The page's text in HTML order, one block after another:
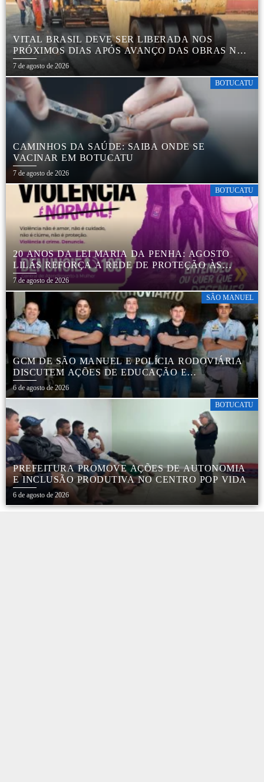
VITAL BRASIL DEVE SER LIBERADA NOS
PRÓXIMOS DIAS APÓS AVANÇO DAS OBRAS NA
REGIÃO DA RODOVIÁRIA
7 de agosto de 2026
BOTUCATU
CAMINHOS DA SAÚDE: SAIBA ONDE SE
VACINAR EM BOTUCATU
7 de agosto de 2026
BOTUCATU
20 ANOS DA LEI MARIA DA PENHA: AGOSTO
LILÁS REFORÇA A REDE DE PROTEÇÃO ÀS
MULHERES EM BOTUCATU
7 de agosto de 2026
SÃO MANUEL
GCM DE SÃO MANUEL E POLÍCIA RODOVIÁRIA
DISCUTEM AÇÕES DE EDUCAÇÃO E
SEGURANÇA NO TRÂNSITO
6 de agosto de 2026
BOTUCATU
PREFEITURA PROMOVE AÇÕES DE AUTONOMIA
E INCLUSÃO PRODUTIVA NO CENTRO POP VIDA
6 de agosto de 2026